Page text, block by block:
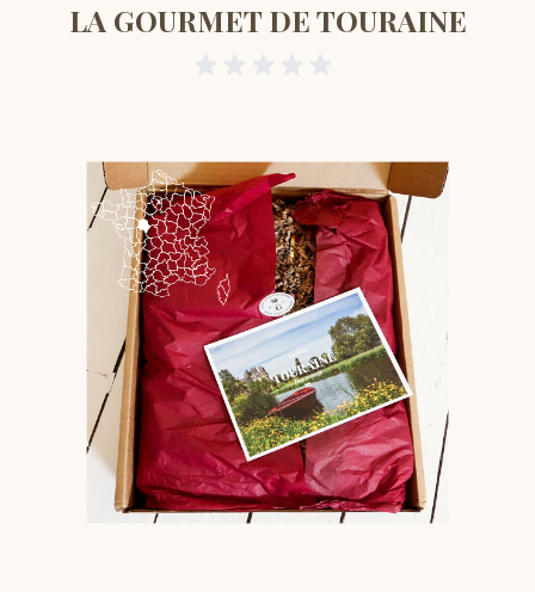
LA GOURMET DE TOURAINE